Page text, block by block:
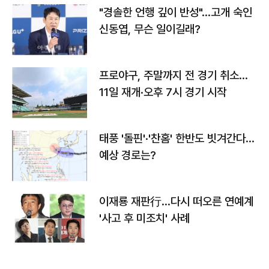
"경솔한 언행 깊이 반성"…고개 숙인
신동엽, 무슨 일이길래?
프로야구, 주말까지 전 경기 취소…
11일 재개·오후 7시 경기 시작
태풍 '돌핀'·'찬홈' 한반도 빗겨간다…
예상 경로는?
이재룡 재판行…다시 떠오른 연예계
'사고 후 미조치' 사례